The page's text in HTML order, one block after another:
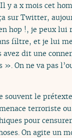
y a x mois cet
sur Twitter,
hop !, je peux lui
filtre, et je lui
avez dit une
». On ne va pas
souvent le
terroriste
pour
On agite un